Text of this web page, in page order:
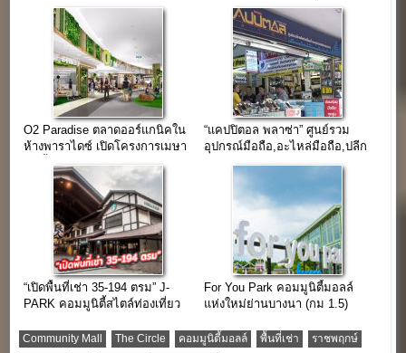
O2 Paradise ตลาดออร์แกนิคใน
ห้างพาราไดซ์ เปิดโครงการเมษา
“แคปปิตอล พลาซ่า” ศูนย์รวม
อุปกรณ์มือถือ,อะไหล่มือถือ,ปลีก
และส่ง ใจกลางย่านคลองถม
เสือป่า
“เปิดพื้นที่เช่า 35-194 ตรม” J-
PARK คอมมูนิตี้สไตล์ท่องเที่ยว
For You Park คอมมูนิตี้มอลล์
แห่งใหม่ย่านบางนา (กม 1.5)
Community Mall The Circle คอมมูนิตี้มอลล์ พื้นที่เช่า
ราชพฤกษ์